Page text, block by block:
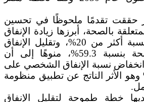
حققت تقدمًا ملحوظًا في تحسين
بالصحة، أبرزها زيادة الإنفاق
الصحي الحكومي بنسبة أكثر من 20%، وتقليل الإنفاق
الشخصي على الصحة بنسبة 59.3%، منوهًا إلى أن
نسبة الإنفاق الشخصي على
بنسبة 47.9% وهو الأثر الناتج عن تطبيق منظومة
خطة طموحة لتقليل الإنفاق